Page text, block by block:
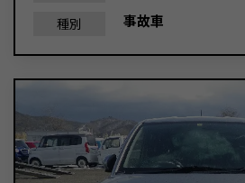
種別 事故車